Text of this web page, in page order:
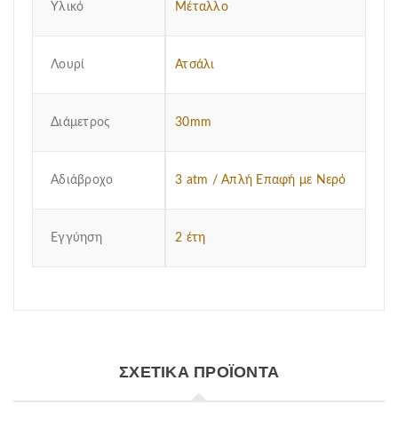
Υλικό Μέταλλο
Λουρί Ατσάλι
Διάμετρος 30mm
Αδιάβροχο 3 atm / Απλή Επαφή με Νερό
Εγγύηση 2 έτη
ΣΧΕΤΙΚΆ ΠΡΟΪΌΝΤΑ